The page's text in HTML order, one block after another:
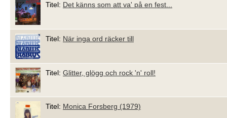
Titel: Det känns som att va' på en fest...
Titel: När inga ord räcker till
Titel: Glitter, glögg och rock 'n' roll!
Titel: Monica Forsberg (1979)